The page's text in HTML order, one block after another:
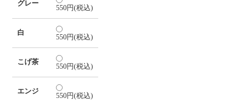
グレー
550円(税込)
白
550円(税込)
こげ茶
550円(税込)
エンジ
550円(税込)